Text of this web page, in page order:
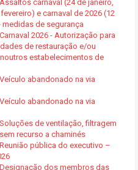
carnaval (24 de janeiro,
e carnaval de 2026 (12
medidas de segurança
2026 - Autorização para
de restauração e/ou
estabelecimentos de
abandonado na via
abandonado na via
de ventilação, filtragem
recurso a chaminés
pública do executivo –
dos membros das